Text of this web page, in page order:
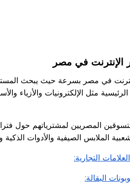
الإنترنت في مصر
في مصر بسرعة حيث يبحث
مثل الإلكترونيات والأزياء
المصريين لمشترياتهم حول
الملابس الصيفية والأدوات
التجارية:
البقالة: